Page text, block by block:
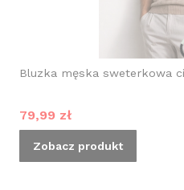
Bluzka męska sweterkowa
Cena promocyjna
79,99 zł
Zobacz produkt